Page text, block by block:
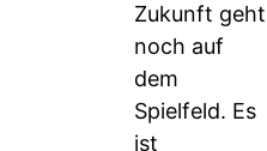
Zukunft geht
noch auf
dem
Spielfeld. Es
ist